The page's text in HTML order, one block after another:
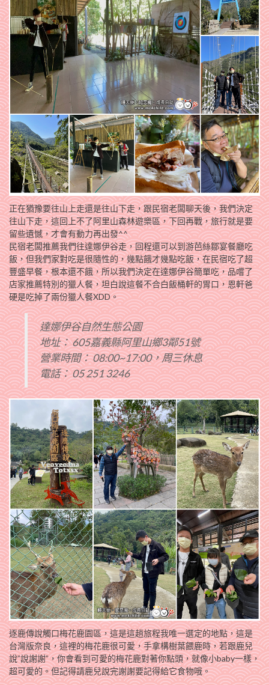
正在猶豫要往山上走還是往山下走，跟民宿老闆聊天後，我們決定
往山下走，這回上不了阿里山森林遊樂區，下回再戰，旅行就是要
留些遺憾，才會有動力再出發^^
民宿老闆推薦我們往達娜伊谷走，回程還可以到游芭絲鄒宴餐廳吃
飯，但我們家對吃是很隨性的，幾點餓才幾點吃飯，在民宿吃了超
豐盛早餐，根本還不餓，所以我們決定在達娜伊谷簡單吃，品嚐了
店家推薦特別的獵人餐，坦白說這餐不合白飯桶軒的胃口，恩軒爸
硬是吃掉了兩份獵人餐XDD。
達娜伊谷自然生態公園
地址： 605嘉義縣阿里山鄉3鄰51號
營業時間： 08:00~17:00，周三休息
電話： 05 251 3246
逐鹿傳說觸口梅花鹿園區，這是這趟旅程我唯一選定的地點，這是
台灣版奈良，這裡的梅花鹿很可愛，手拿構樹葉餵鹿時，若跟鹿兒
說”說謝謝”，你會看到可愛的梅花鹿對著你點頭，就像小baby一樣，
超可愛的。但記得請鹿兒說完謝謝要記得給它食物哦。